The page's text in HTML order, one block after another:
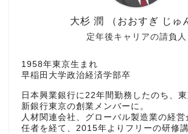
定年後キャリアの請負人
大杉 潤 （おおすぎ じゅ
1958年東京生まれ
早稲田大学政治経済学部卒
日本興業銀行に22年間勤務したのち、
新銀行東京の創業メンバーに。
人材関連会社、グローバル製造業の経
任者を経て、2015年よりフリーの研修